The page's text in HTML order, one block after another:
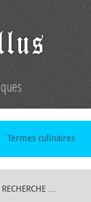
Termes culinaires